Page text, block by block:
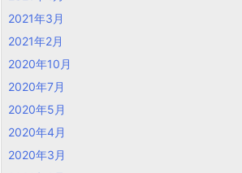
2021年3月
2021年2月
2020年10月
2020年7月
2020年5月
2020年4月
2020年3月